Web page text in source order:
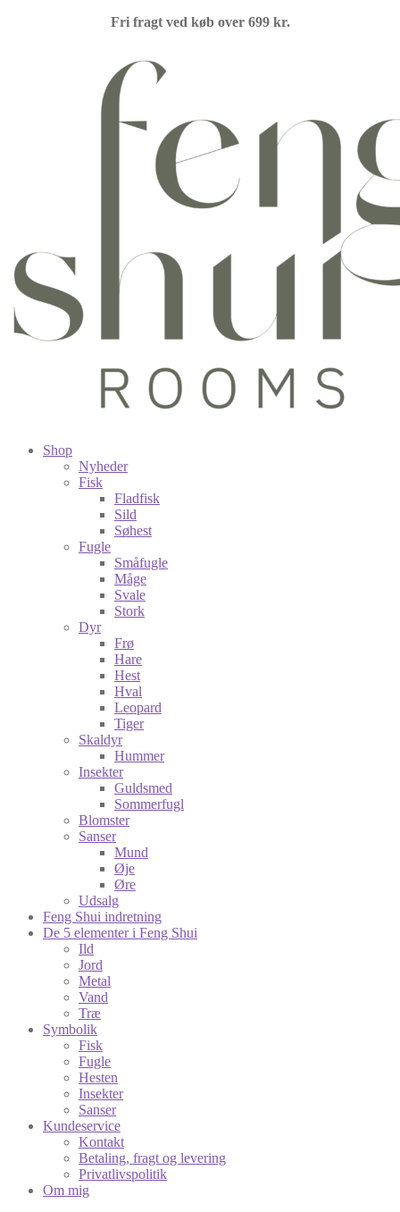
Fri fragt ved køb over 699 kr.
Shop
Nyheder
Fisk
Fladfisk
Sild
Søhest
Fugle
Småfugle
Måge
Svale
Stork
Dyr
Frø
Hare
Hest
Hval
Leopard
Tiger
Skaldyr
Hummer
Insekter
Guldsmed
Sommerfugl
Blomster
Sanser
Mund
Øje
Øre
Udsalg
Feng Shui indretning
De 5 elementer i Feng Shui
Ild
Jord
Metal
Vand
Træ
Symbolik
Fisk
Fugle
Hesten
Insekter
Sanser
Kundeservice
Kontakt
Betaling, fragt og levering
Privatlivspolitik
Om mig